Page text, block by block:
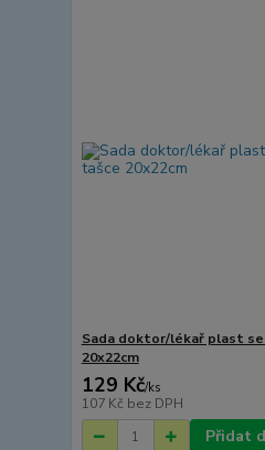
Sada doktor/lékař plast
20x22cm
129 Kč/ks
107 Kč bez DPH
Přidat